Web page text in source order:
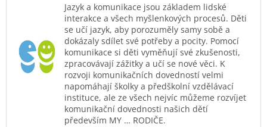
Jazyk a komunikace jsou základem lidské
interakce a všech myšlenkových procesů. Děti
se učí jazyk, aby porozuměly samy sobě a
dokázaly sdílet své potřeby a pocity. Pomocí
komunikace si děti vyměňují své zkušenosti,
zpracovávají zážitky a učí se nové věci. K
rozvoji komunikačních dovedností velmi
napomáhají školky a předškolní vzdělávací
instituce, ale ze všech nejvíc můžeme rozvíjet
komunikační dovednosti našich dětí
především MY … RODIČE.